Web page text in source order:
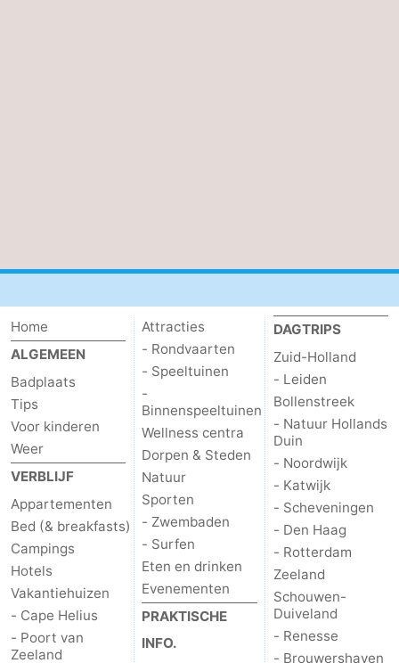
Home
ALGEMEEN
Badplaats
Tips
Voor kinderen
Weer
VERBLIJF
Appartementen
Bed (& breakfasts)
Campings
Hotels
Vakantiehuizen
- Cape Helius
- Poort van
Zeeland
Attracties
- Rondvaarten
- Speeltuinen
-
Binnenspeeltuinen
Wellness centra
Dorpen & Steden
Natuur
Sporten
- Zwembaden
- Surfen
Eten en drinken
Evenementen
PRAKTISCHE
INFO.
DAGTRIPS
Zuid-Holland
- Leiden
Bollenstreek
- Natuur Hollands
Duin
- Noordwijk
- Katwijk
- Scheveningen
- Den Haag
- Rotterdam
Zeeland
Schouwen-
Duiveland
- Renesse
- Brouwershaven